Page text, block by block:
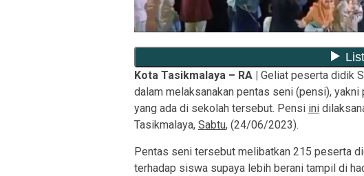
Kota Tasikmalaya – RA |
Geliat peserta didik
dalam melaksanakan pentas seni (pensi),
yang ada di sekolah tersebut. Pensi ini
Tasikmalaya, Sabtu, (24/06/2023).
Pentas seni tersebut melibatkan 215 peserta
terhadap siswa supaya lebih berani tampil di